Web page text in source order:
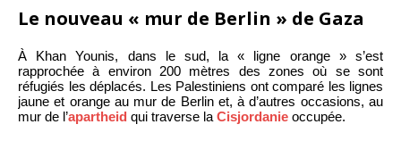
Le nouveau « mur de Berlin » de Gaza
À Khan Younis, dans le sud, la « ligne orange » s’est
rapprochée à environ 200 mètres des zones où se sont
réfugiés les déplacés. Les Palestiniens ont comparé les lignes
jaune et orange au mur de Berlin et, à d’autres occasions, au
mur de l’apartheid qui traverse laCisjordanie occupée.